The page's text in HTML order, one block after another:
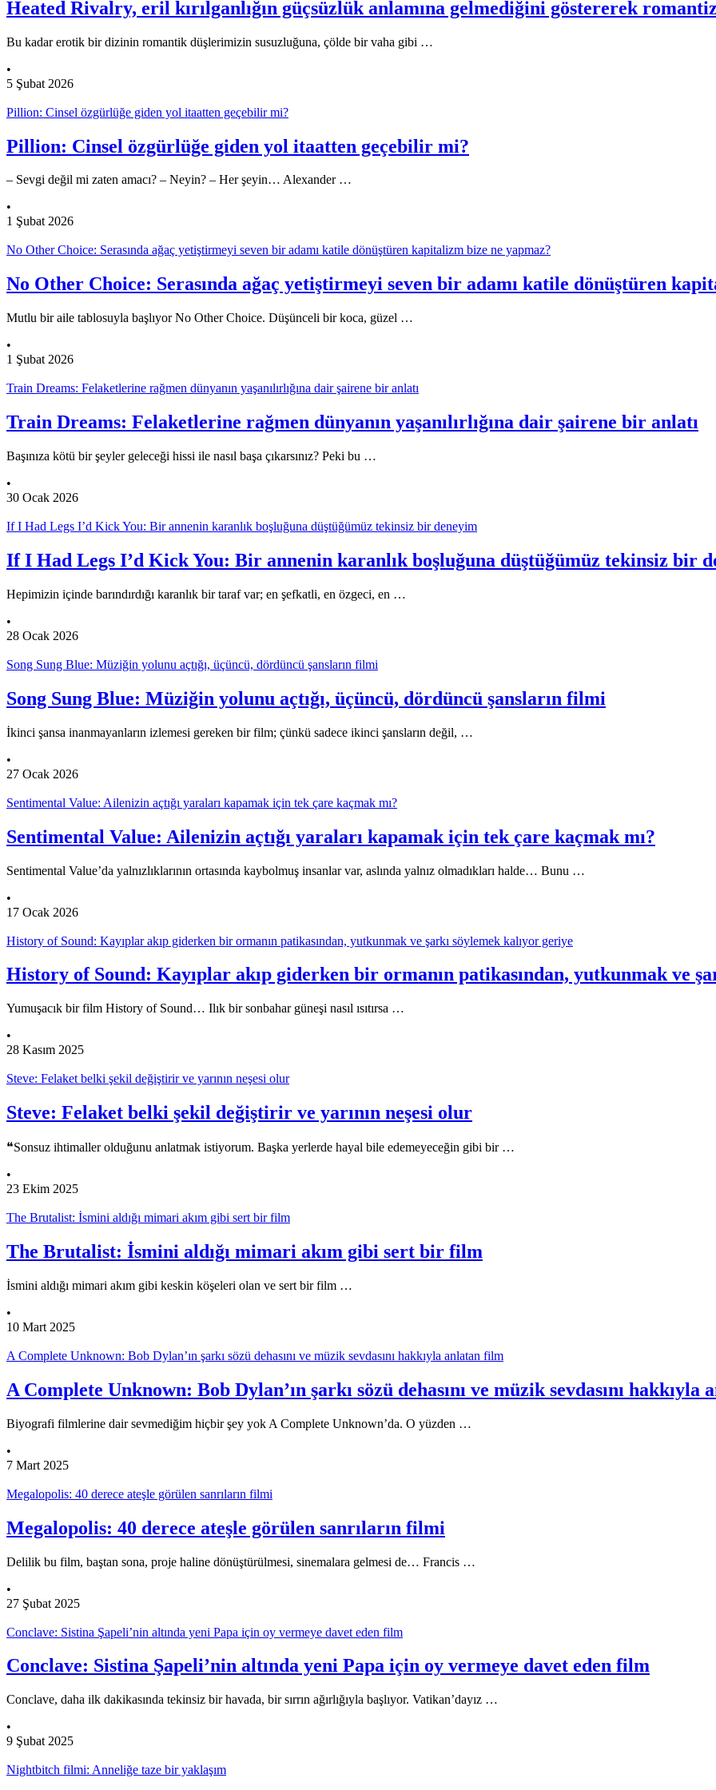
Heated Rivalry, eril kırılganlığın güçsüzlük anlamına gelmediğini göstererek
Bu kadar erotik bir dizinin romantik düşlerimizin susuzluğuna, çölde bir vaha gibi …
•
5 Şubat 2026
Pillion: Cinsel özgürlüğe giden yol itaatten geçebilir mi?
Pillion: Cinsel özgürlüğe giden yol itaatten geçebilir mi?
– Sevgi değil mi zaten amacı? – Neyin? – Her şeyin… Alexander …
•
1 Şubat 2026
No Other Choice: Serasında ağaç yetiştirmeyi seven bir adamı katile dönüştüren kapitalizm bize ne yapmaz?
No Other Choice: Serasında ağaç yetiştirmeyi seven bir adamı katile dönüştüren
Mutlu bir aile tablosuyla başlıyor No Other Choice. Düşünceli bir koca, güzel …
•
1 Şubat 2026
Train Dreams: Felaketlerine rağmen dünyanın yaşanılırlığına dair şairene bir anlatı
Train Dreams: Felaketlerine rağmen dünyanın yaşanılırlığına dair şairene bir anlatı
Başınıza kötü bir şeyler geleceği hissi ile nasıl başa çıkarsınız? Peki bu …
•
30 Ocak 2026
If I Had Legs I’d Kick You: Bir annenin karanlık boşluğuna düştüğümüz tekinsiz bir deneyim
If I Had Legs I’d Kick You: Bir annenin karanlık boşluğuna düştüğümüz tekinsiz bir
Hepimizin içinde barındırdığı karanlık bir taraf var; en şefkatli, en özgeci, en …
•
28 Ocak 2026
Song Sung Blue: Müziğin yolunu açtığı, üçüncü, dördüncü şansların filmi
Song Sung Blue: Müziğin yolunu açtığı, üçüncü, dördüncü şansların filmi
İkinci şansa inanmayanların izlemesi gereken bir film; çünkü sadece ikinci şansların değil, …
•
27 Ocak 2026
Sentimental Value: Ailenizin açtığı yaraları kapamak için tek çare kaçmak mı?
Sentimental Value: Ailenizin açtığı yaraları kapamak için tek çare kaçmak mı?
Sentimental Value’da yalnızlıklarının ortasında kaybolmuş insanlar var, aslında yalnız olmadıkları halde… Bunu …
•
17 Ocak 2026
History of Sound: Kayıplar akıp giderken bir ormanın patikasından, yutkunmak ve şarkı söylemek kalıyor geriye
History of Sound: Kayıplar akıp giderken bir ormanın patikasından, yutkunmak ve
Yumuşacık bir film History of Sound… Ilık bir sonbahar güneşi nasıl ısıtırsa …
•
28 Kasım 2025
Steve: Felaket belki şekil değiştirir ve yarının neşesi olur
Steve: Felaket belki şekil değiştirir ve yarının neşesi olur
❝Sonsuz ihtimaller olduğunu anlatmak istiyorum. Başka yerlerde hayal bile edemeyeceğin gibi bir …
•
23 Ekim 2025
The Brutalist: İsmini aldığı mimari akım gibi sert bir film
The Brutalist: İsmini aldığı mimari akım gibi sert bir film
İsmini aldığı mimari akım gibi keskin köşeleri olan ve sert bir film …
•
10 Mart 2025
A Complete Unknown: Bob Dylan’ın şarkı sözü dehasını ve müzik sevdasını hakkıyla anlatan film
A Complete Unknown: Bob Dylan’ın şarkı sözü dehasını ve müzik sevdasını hakkıyla
Biyografi filmlerine dair sevmediğim hiçbir şey yok A Complete Unknown’da. O yüzden …
•
7 Mart 2025
Megalopolis: 40 derece ateşle görülen sanrıların filmi
Megalopolis: 40 derece ateşle görülen sanrıların filmi
Delilik bu film, baştan sona, proje haline dönüştürülmesi, sinemalara gelmesi de… Francis …
•
27 Şubat 2025
Conclave: Sistina Şapeli’nin altında yeni Papa için oy vermeye davet eden film
Conclave: Sistina Şapeli’nin altında yeni Papa için oy vermeye davet eden film
Conclave, daha ilk dakikasında tekinsiz bir havada, bir sırrın ağırlığıyla başlıyor. Vatikan’dayız …
•
9 Şubat 2025
Nightbitch filmi: Anneliğe taze bir yaklaşım